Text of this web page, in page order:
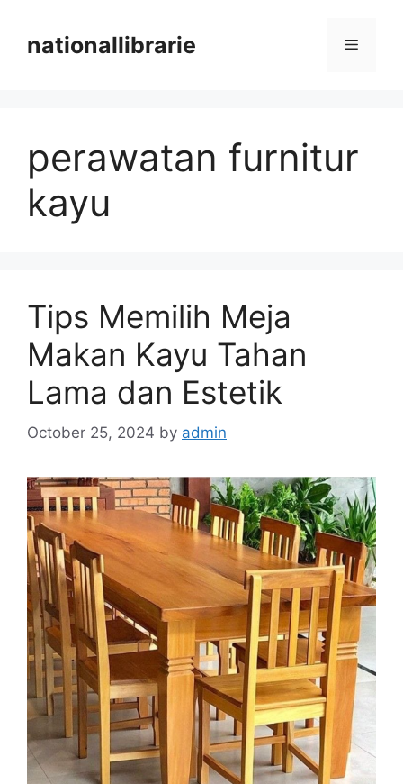
contentnationallibrarie Menu
perawatan furnitur
kayu
Tips Memilih Meja
Makan Kayu Tahan
Lama dan Estetik
October 25, 2024 by admin